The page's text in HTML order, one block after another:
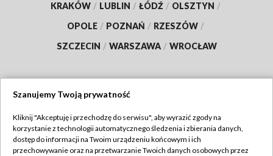
KRAKÓW / LUBLIN / ŁÓDŹ / OLSZTYN /
OPOLE / POZNAŃ / RZESZÓW /
SZCZECIN / WARSZAWA / WROCŁAW
TVP
Abonament TVP
Szanujemy Twoją prywatność
Kliknij "Akceptuję i przechodzę do serwisu", aby wyrazić zgody na
korzystanie z technologii automatycznego śledzenia i zbierania danych,
dostęp do informacji na Twoim urządzeniu końcowym i ich
przechowywanie oraz na przetwarzanie Twoich danych osobowych przez